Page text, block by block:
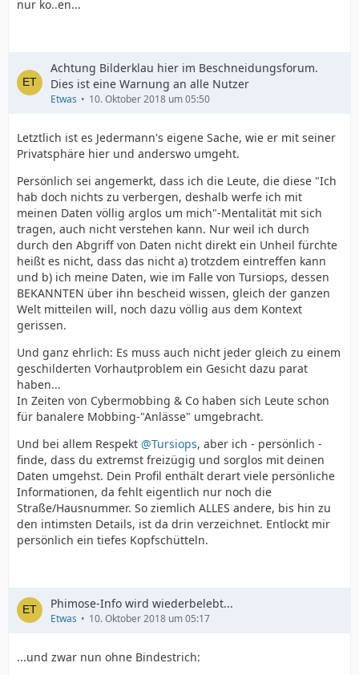
nur ko..en...
Achtung Bilderklau hier im Beschneidungsforum.
Dies ist eine Warnung an alle Nutzer
Etwas 10. Oktober 2018 um 05:50
Letztlich ist es Jedermann's eigene Sache, wie er mit seiner
Privatsphäre hier und anderswo umgeht.
Persönlich sei angemerkt, dass ich die Leute, die diese "Ich
hab doch nichts zu verbergen, deshalb werfe ich mit
meinen Daten völlig arglos um mich"-Mentalität mit sich
tragen, auch nicht verstehen kann. Nur weil ich durch
durch den Abgriff von Daten nicht direkt ein Unheil fürchte
heißt es nicht, dass das nicht a) trotzdem eintreffen kann
und b) ich meine Daten, wie im Falle von Tursiops, dessen
BEKANNTEN über ihn bescheid wissen, gleich der ganzen
Welt mitteilen will, noch dazu völlig aus dem Kontext
gerissen.
Und ganz ehrlich: Es muss auch nicht jeder gleich zu einem
geschilderten Vorhautproblem ein Gesicht dazu parat
haben...
In Zeiten von Cybermobbing & Co haben sich Leute schon
für banalere Mobbing-"Anlässe" umgebracht.
Und bei allem Respekt @Tursiops, aber ich - persönlich -
finde, dass du extremst freizügig und sorglos mit deinen
Daten umgehst. Dein Profil enthält derart viele persönliche
Informationen, da fehlt eigentlich nur noch die
Straße/Hausnummer. So ziemlich ALLES andere, bis hin zu
den intimsten Details, ist da drin verzeichnet. Entlockt mir
persönlich ein tiefes Kopfschütteln.
Phimose-Info wird wiederbelebt...
Etwas 10. Oktober 2018 um 05:17
...und zwar nun ohne Bindestrich: